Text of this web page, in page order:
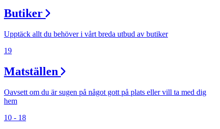
Butiker
Upptäck allt du behöver i vårt breda utbud av butiker
19
Matställen
Oavsett om du är sugen på något gott på plats eller vill ta med dig
hem
10 - 18